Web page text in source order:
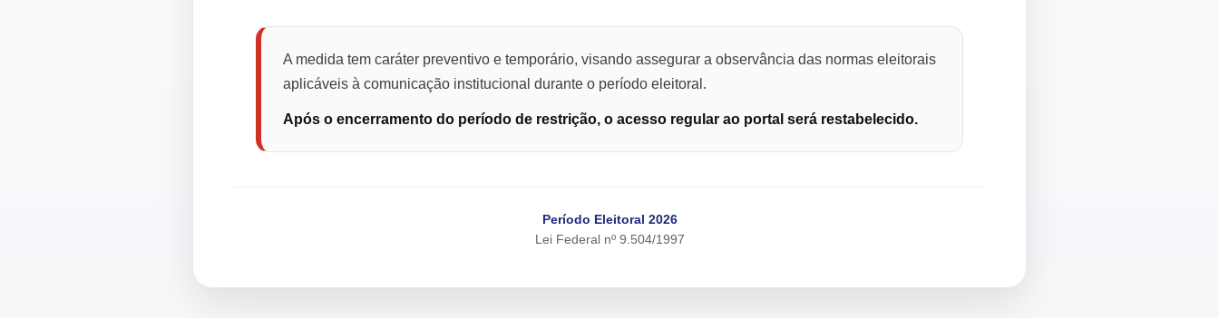
A medida tem caráter preventivo e temporário, visando assegurar a observância das normas eleitorais
aplicáveis à comunicação institucional durante o período eleitoral.
Após o encerramento do período de restrição, o acesso regular ao portal será restabelecido.
Período Eleitoral 2026
Lei Federal nº 9.504/1997